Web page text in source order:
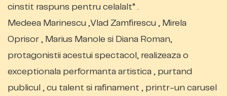
cinstit raspuns pentru celalalt” .
Medeea Marinescu ,Vlad Zamfirescu , Mirela
Oprisor , Marius Manole si Diana Roman,
protagonistii acestui spectacol, realizeaza o
exceptionala performanta artistica , purtand
publicul , cu talent si rafinament , printr-un carusel